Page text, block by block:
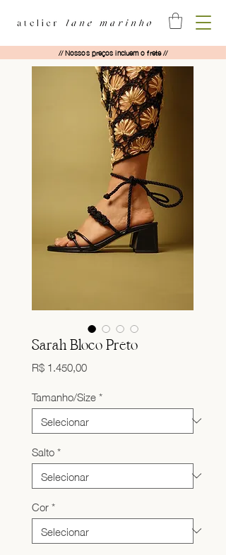
// Nossos preços incluem o frete //
Sarah Bloco Preto
R$ 1.450,00Preço
Tamanho/Size*
Salto*
Cor*